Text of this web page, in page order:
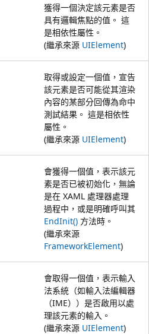
獲得一個決定該元素是否
具有邏輯焦點的值。 這
是相依性屬性。
(繼承來源 UIElement)
取得或設定一個值，宣告
該元素是否可能從其渲染
內容的某部分回傳為命中
測試結果。 這是相依性
屬性。
(繼承來源 UIElement)
會獲得一個值，表示該元
素是否已被初始化，無論
是在 XAML 處理器處理
過程中，或是明確呼叫其
EndInit() 方法時。
(繼承來源
FrameworkElement)
會取得一個值，表示輸入
法系統（如輸入法編輯器
（IME））是否啟用以處
理該元素的輸入。
(繼承來源 UIElement)